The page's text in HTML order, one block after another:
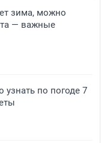
зима, можно
— важные
узнать по погоде 7